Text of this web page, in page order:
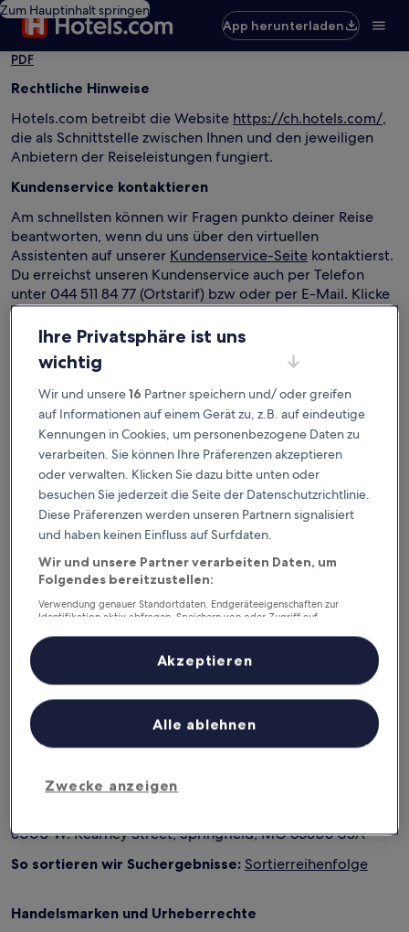
Zum Hauptinhalt springen
App herunterladen
PDF
Rechtliche Hinweise
Hotels.com betreibt die Website https://ch.hotels.com/,
die als Schnittstelle zwischen Ihnen und den jeweiligen
Anbietern der Reiseleistungen fungiert.
Kundenservice kontaktieren
Am schnellsten können wir Fragen punkto deiner Reise
beantworten, wenn du uns über den virtuellen
Assistenten auf unserer Kundenservice-Seite kontaktierst.
Du erreichst unseren Kundenservice auch per Telefon
unter 044 511 84 77 (Ortstarif) bzw oder per E-Mail. Klicke
hier, um uns ein E-Mail zu senden.
Hotels.com L.P.
ist eine Texas Limited Partnership,
5400 LBJ Freeway,
Suite 500,
Dallas,
Texas 75240,
Wenn Sie über diese Website eine Reiseleistung (wie in
denNutzungsbedingungendefiniert) buchen, schließen
Sie einen Vertrag mit dem jeweiligen Reiseanbieter (wie in
denNutzungsbedingungendefiniert) für diese
Reiseleistung ab – dies kann beispielsweise Expedia Travel
(wie unten definiert)oder ein Unterkunftsanbieter sein.
Wenn Sie einen Vertrag mit Expedia Travel (wie unten
definiert) oder einem Unterkunftsanbieter abschließen,
finden Sie die Unternehmensdaten des Reiseanbieters auf
der Buchungsabschlussseite.
„Expedia Travel“
ist die Travelscape LLC, eine in den USA
gegründete und dort für alle Zwecke dort ansässige
5000 W. Kearney Street, Springfield, MO 65803 USA
So sortieren wir Suchergebnisse: Sortierreihenfolge
Handelsmarken und Urheberrechte
Ihre Privatsphäre ist uns
wichtig
Wir und unsere16 Partner speichern und/ oder greifen
auf Informationen auf einem Gerät zu, z.B. auf eindeutige
Kennungen in Cookies, um personenbezogene Daten zu
verarbeiten. Sie können Ihre Präferenzen akzeptieren
oder verwalten. Klicken Sie dazu bitte unten oder
besuchen Sie jederzeit die Seite der Datenschutzrichtlinie.
Diese Präferenzen werden unseren Partnern signalisiert
und haben keinen Einfluss auf Surfdaten.
Wir und unsere Partner verarbeiten Daten, um
Folgendes bereitzustellen:
Verwendung genauer Standortdaten. Endgeräteeigenschaften zur
Identifikation aktiv abfragen. Speichern von oder Zugriff auf
Inhalte, Messung von Werbeleistung und der Performance von Inhalten,
Zielgruppenforschung sowie Entwicklung und Verbesserung von
Liste der Partner (Lieferanten)
Zwecke anzeigen
Alle ablehnen
Akzeptieren